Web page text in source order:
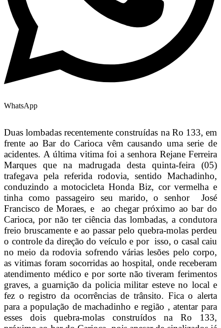
WhatsApp
Duas lombadas recentemente construídas na Ro 133, em
frente ao Bar do Carioca vêm causando uma serie de
acidentes. A última vitima foi a senhora Rejane Ferreira
Marques que na madrugada desta quinta-feira (05)
trafegava pela referida rodovia, sentido Machadinho,
conduzindo a motocicleta Honda Biz, cor vermelha e
tinha como passageiro seu marido, o senhor José
Francisco de Moraes, e ao chegar próximo ao bar do
Carioca, por não ter ciência das lombadas, a condutora
freio bruscamente e ao passar pelo quebra-molas perdeu
o controle da direção do veículo e por isso, o casal caiu
no meio da rodovia sofrendo várias lesões pelo corpo,
as vitimas foram socorridas ao hospital, onde receberam
atendimento médico e por sorte não tiveram ferimentos
graves, a guarnição da policia militar esteve no local e
fez o registro da ocorrências de trânsito. Fica o alerta
para a população de machadinho e região , atentar para
esses dois quebra-molas construídos na Ro 133,